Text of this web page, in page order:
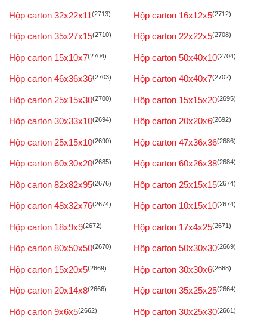
Hộp carton 32x22x11(2713) Hộp carton 16x12x5(2712)
Hộp carton 35x27x15(2710) Hộp carton 22x22x5(2708)
Hộp carton 15x10x7(2704) Hộp carton 50x40x10(2704)
Hộp carton 46x36x36(2703) Hộp carton 40x40x7(2702)
Hộp carton 25x15x30(2700) Hộp carton 15x15x20(2695)
Hộp carton 30x33x10(2694) Hộp carton 20x20x6(2692)
Hộp carton 25x15x10(2690) Hộp carton 47x36x36(2686)
Hộp carton 60x30x20(2685) Hộp carton 60x26x38(2684)
Hộp carton 82x82x95(2676) Hộp carton 25x15x15(2674)
Hộp carton 48x32x76(2674) Hộp carton 10x15x10(2674)
Hộp carton 18x9x9(2672) Hộp carton 17x4x25(2671)
Hộp carton 80x50x50(2670) Hộp carton 50x30x30(2669)
Hộp carton 15x20x5(2669) Hộp carton 30x30x6(2668)
Hộp carton 20x14x8(2666) Hộp carton 35x25x25(2664)
Hộp carton 9x6x5(2662) Hộp carton 30x25x30(2661)